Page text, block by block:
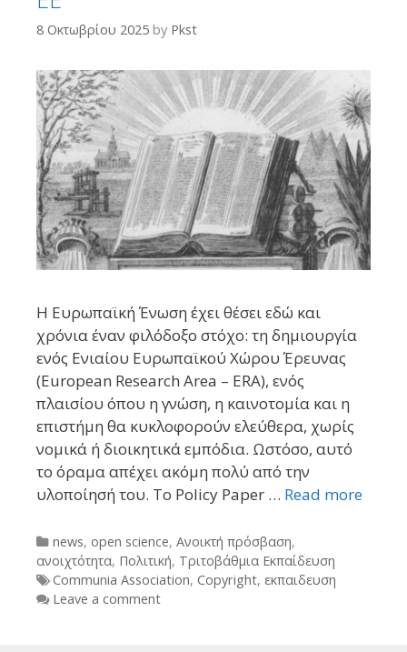
8 Οκτωβρίου 2025 by Pkst
Η Ευρωπαϊκή Ένωση έχει θέσει εδώ και
χρόνια έναν φιλόδοξο στόχο: τη δημιουργία
ενός Ενιαίου Ευρωπαϊκού Χώρου Έρευνας
(European Research Area – ERA), ενός
πλαισίου όπου η γνώση, η καινοτομία και η
επιστήμη θα κυκλοφορούν ελεύθερα, χωρίς
νομικά ή διοικητικά εμπόδια. Ωστόσο, αυτό
το όραμα απέχει ακόμη πολύ από την
υλοποίησή του. Το Policy Paper … Read more
Categories
news, open science, Ανοικτή πρόσβαση,
ανοιχτότητα, Πολιτική, Τριτοβάθμια Εκπαίδευση
Tags
Communia Association, Copyright, εκπαιδευση
Leave a comment